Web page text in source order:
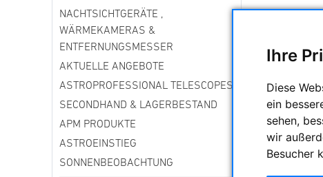
Ihre
Diese
ein
sehen,
wir
Besucher
NACHTSICHTGERÄTE ,
WÄRMEKAMERAS &
ENTFERNUNGSMESSER
AKTUELLE ANGEBOTE
ASTROPROFESSIONAL TELESCOPES
SECONDHAND & LAGERBESTAND
APM PRODUKTE
ASTROEINSTIEG
SONNENBEOBACHTUNG
Gläser